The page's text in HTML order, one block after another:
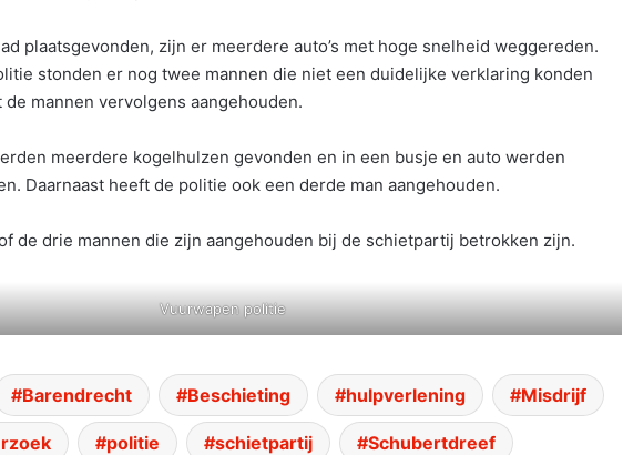
plaatsgevonden, zijn er meerdere auto’s met hoge snelheid weggereden.
stonden er nog twee mannen die niet een duidelijke verklaring konden
mannen vervolgens aangehouden.
meerdere kogelhulzen gevonden en in een busje en auto werden
Daarnaast heeft de politie ook een derde man aangehouden.
de drie mannen die zijn aangehouden bij de schietpartij betrokken zijn.
Vuurwapen politie
Barendrecht Beschieting hulpverlening Misdrijf
politie schietpartij Schubertdreef